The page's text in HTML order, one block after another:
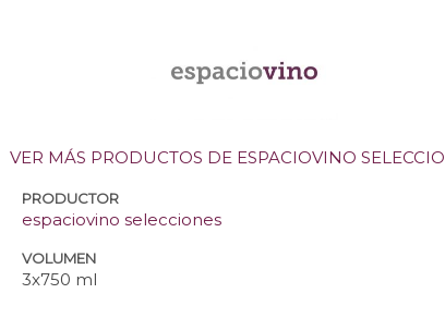
VER MÁS PRODUCTOS DE ESPACIOVINO
PRODUCTOR
espaciovino selecciones
VOLUMEN
3x750 ml